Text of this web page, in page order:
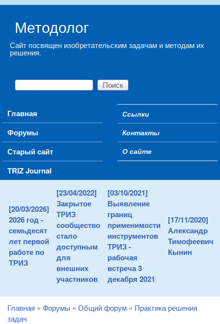
Методолог
Сайт посвящен изобретательским задачам и методам их
решения.
Форма поиска
Поиск
Main menu
Главная
Форумы
Старый сайт
TRIZ Journal
Secondary menu
Ссылки
Контакты
О сайте
[20/03/2026]
2026 год -
семьдесят
лет первой
работе по
ТРИЗ
[23/04/2022]
Закрытое
ТРИЗ
сообщество
стало
доступным
для
внешних
участников
[03/10/2021]
Выявление
границ
применимости
инструментов
ТРИЗ -
рабочая
встреча 3
декабря 2021
[17/11/2020]
Александр
Тимофеевич
Кынин
You are here
Главная » Форумы » Общий форум » Практика решения
задач